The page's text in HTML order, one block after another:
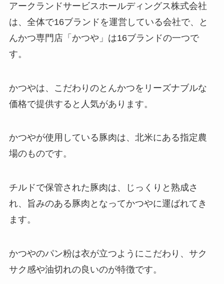
アークランドサービスホールディングス株式会社
は、全体で16ブランドを運営している会社で、と
んかつ専門店「かつや」は16ブランドの一つで
す。
かつやは、こだわりのとんかつをリーズナブルな
価格で提供すると人気があります。
かつやが使用している豚肉は、北米にある指定農
場のものです。
チルドで保管された豚肉は、じっくりと熟成さ
れ、旨みのある豚肉となってかつやに運ばれてき
ます。
かつやのパン粉は衣が立つようにこだわり、サク
サク感や油切れの良いのが特徴です。